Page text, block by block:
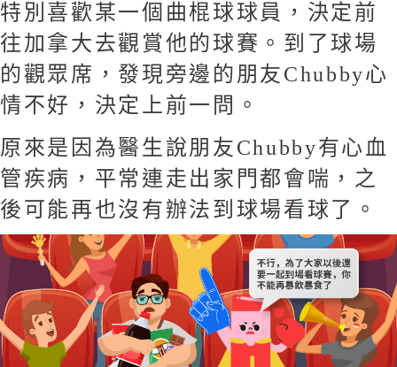
特別喜歡某一個曲棍球球員，決定前
往加拿大去觀賞他的球賽。到了球場
的觀眾席，發現旁邊的朋友Chubby心
情不好，決定上前一問。
原來是因為醫生說朋友Chubby有心血
管疾病，平常連走出家門都會喘，之
後可能再也沒有辦法到球場看球了。